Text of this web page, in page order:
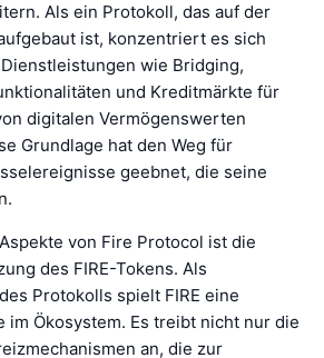
Als ein Protokoll, das auf der
ist, konzentriert es sich
wie Bridging,
und Kreditmärkte für
digitalen Vermögenswerten
Grundlage hat den Weg für
geebnet, die seine
von Fire Protocol ist die
des FIRE-Tokens. Als
Protokolls spielt FIRE eine
im Ökosystem. Es treibt nicht nur die
an, die zur